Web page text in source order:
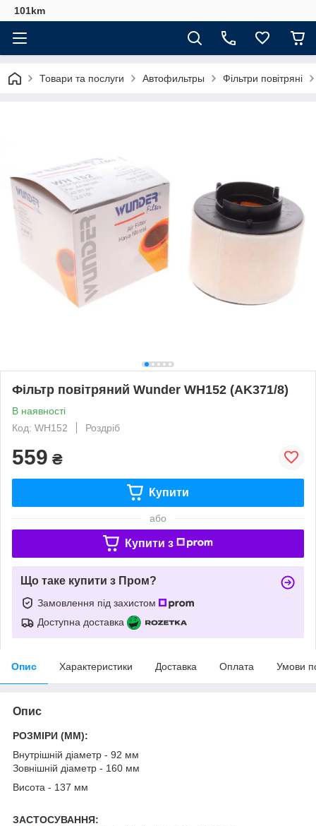
101km
Товари та послуги Автофильтры Фільтри повітряні
Фільтр повітряний Wunder WH152 (AK371/8)
В наявності
Код: WH152
Роздріб
559 ₴
Купити
або
Купити з
Що таке купити з Пром?
Замовлення під захистом
Доступна доставка
Опис Характеристики Доставка Оплата Умови
Опис
РОЗМІРИ (MM):
Внутрішній діаметр - 92 мм
Зовнішній діаметр - 160 мм
Висота - 137 мм
ЗАСТОСУВАННЯ: